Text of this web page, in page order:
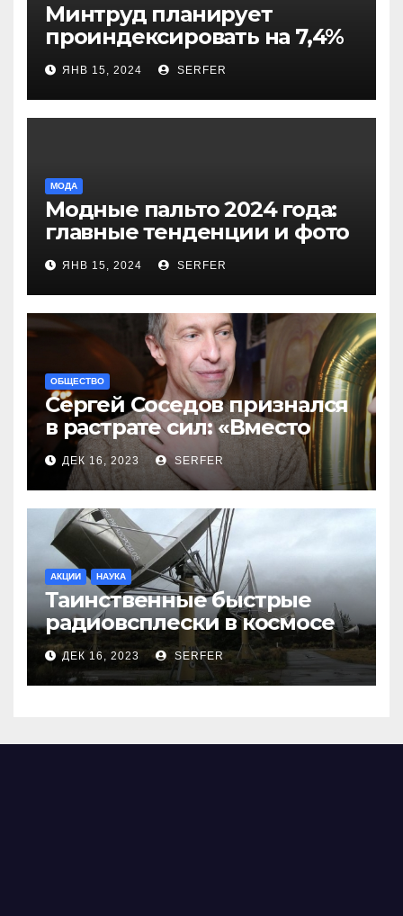
Минтруд планирует
проиндексировать на 7,4%
более 40 выплат и
компенсаций
ЯНВ 15, 2024 SERFER
МОДА
Модные пальто 2024 года:
главные тенденции и фото
новинок
ЯНВ 15, 2024 SERFER
ОБЩЕСТВО
Сергей Соседов признался
в растрате сил: «Вместо
меня взяли Пригожина»
ДЕК 16, 2023 SERFER
АКЦИИ НАУКА
Таинственные быстрые
радиовсплески в космосе
сделались все более
странными
ДЕК 16, 2023 SERFER